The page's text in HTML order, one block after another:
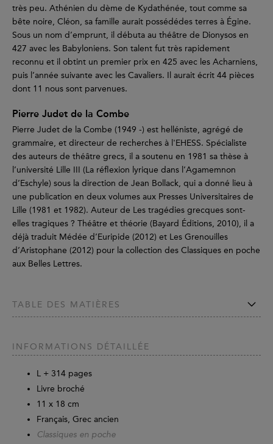
très peu. Athénien du dème de Kydathénée, tout comme sa
bête noire, Cléon, sa famille aurait possédédes terres à Égine.
Sous un nom d’emprunt, il débuta au théâtre de Dionysos en
427 avec les Babyloniens. Son talent fut très rapidement
reconnu et il obtint un premier prix en 425 avec les Acharniens,
puis l’année suivante avec les Cavaliers. Il aurait écrit 44 pièces
dont 11 nous sont parvenues.
Pierre Judet de la Combe
Pierre Judet de la Combe (1949 -) est helléniste, agrégé de
grammaire, et directeur de recherches à l'EHESS. Spécialiste
des auteurs de théâtre grecs, il a soutenu en 1981 sa thèse à
l’université Lille III (La réflexion lyrique dans l’Agamemnon
d’Eschyle) sous la direction de Jean Bollack, qui a donné lieu à
une publication en deux volumes aux Presses Universitaires de
Lille (1981 et 1982). Auteur de Les tragédies grecques sont-
elles tragiques ? Théâtre et théorie (Bayard Éditions, 2010), il a
déjà traduit Médée d’Euripide (2012) et Les Grenouilles
d’Aristophane (2012) pour la collection des Classiques en poche
aux Belles Lettres.
TABLE DES MATIÈRES
INFORMATIONS DÉTAILLÉE
L + 314 pages
Livre broché
11 x 18 cm
Français, Grec ancien
Classiques en poche